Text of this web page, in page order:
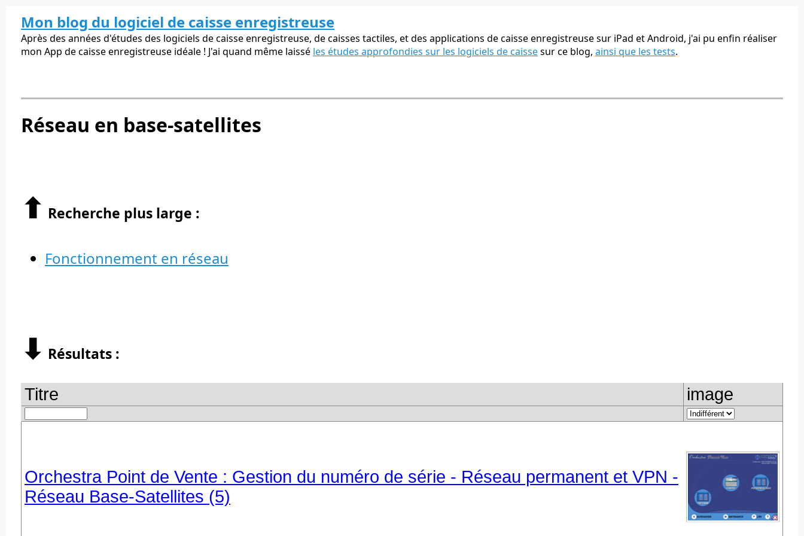
Mon blog du logiciel de caisse enregistreuse
Après des années d'études des logiciels de caisse enregistreuse, de caisses tactiles, et des applications de caisse enregistreuse sur iPad et Android, j'ai pu enfin réaliser
mon App de caisse enregistreuse idéale ! J'ai quand même laissé les études approfondies sur les logiciels de caissesur ce blog, ainsi que les tests.
Réseau en base-satellites
⬆︎ Recherche plus large :
Fonctionnement en réseau
⬇︎ Résultats :
Titre image
Orchestra Point de Vente : Gestion du numéro de série - Réseau permanent et VPN -
Réseau Base-Satellites (5)